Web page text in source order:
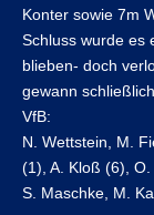
Konter sowie 7m
Schluss wurde es
blieben- doch
gewann
VfB:
N. Wettstein, M.
(1), A. Kloß (6),
S. Maschke, M.